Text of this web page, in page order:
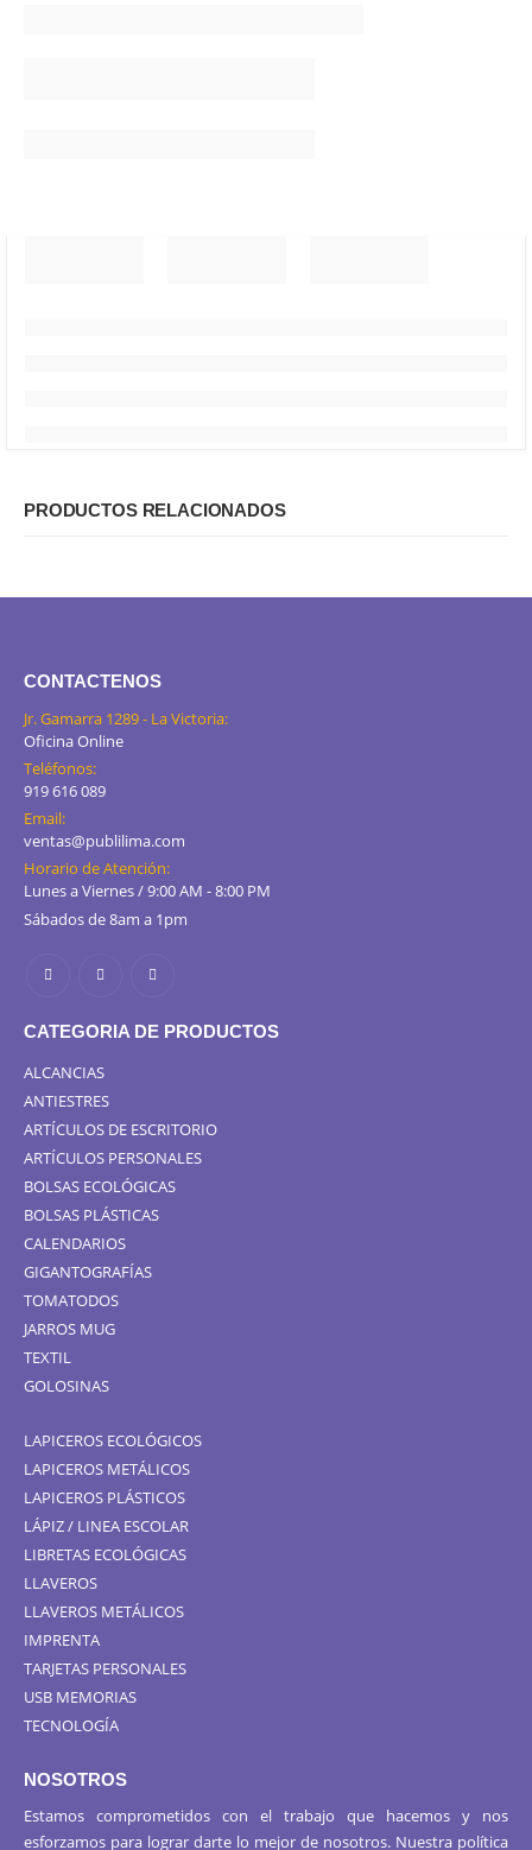
PRODUCTOS RELACIONADOS
CONTACTENOS
Jr. Gamarra 1289 - La Victoria:
Oficina Online
Teléfonos:
919 616 089
Email:
ventas@publilima.com
Horario de Atención:
Lunes a Viernes / 9:00 AM - 8:00 PM
Sábados de 8am a 1pm
CATEGORIA DE PRODUCTOS
ALCANCIAS
ANTIESTRES
ARTÍCULOS DE ESCRITORIO
ARTÍCULOS PERSONALES
BOLSAS ECOLÓGICAS
BOLSAS PLÁSTICAS
CALENDARIOS
GIGANTOGRAFÍAS
TOMATODOS
JARROS MUG
TEXTIL
GOLOSINAS
LAPICEROS ECOLÓGICOS
LAPICEROS METÁLICOS
LAPICEROS PLÁSTICOS
LÁPIZ / LINEA ESCOLAR
LIBRETAS ECOLÓGICAS
LLAVEROS
LLAVEROS METÁLICOS
IMPRENTA
TARJETAS PERSONALES
USB MEMORIAS
TECNOLOGÍA
NOSOTROS
Estamos comprometidos con el trabajo que hacemos y nos
esforzamos para lograr darte lo mejor de nosotros. Nuestra política